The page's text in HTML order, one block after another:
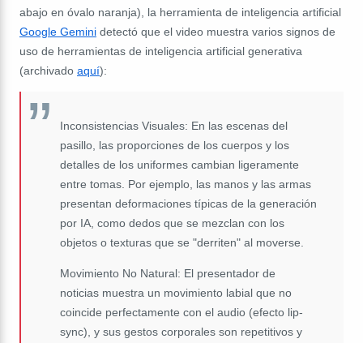
abajo en óvalo naranja), la herramienta de inteligencia artificial
Google Gemini detectó que el video muestra varios signos de
uso de herramientas de inteligencia artificial generativa
(archivado aquí):
Inconsistencias Visuales: En las escenas del
pasillo, las proporciones de los cuerpos y los
detalles de los uniformes cambian ligeramente
entre tomas. Por ejemplo, las manos y las armas
presentan deformaciones típicas de la generación
por IA, como dedos que se mezclan con los
objetos o texturas que se "derriten" al moverse.
Movimiento No Natural: El presentador de
noticias muestra un movimiento labial que no
coincide perfectamente con el audio (efecto lip-
sync), y sus gestos corporales son repetitivos y